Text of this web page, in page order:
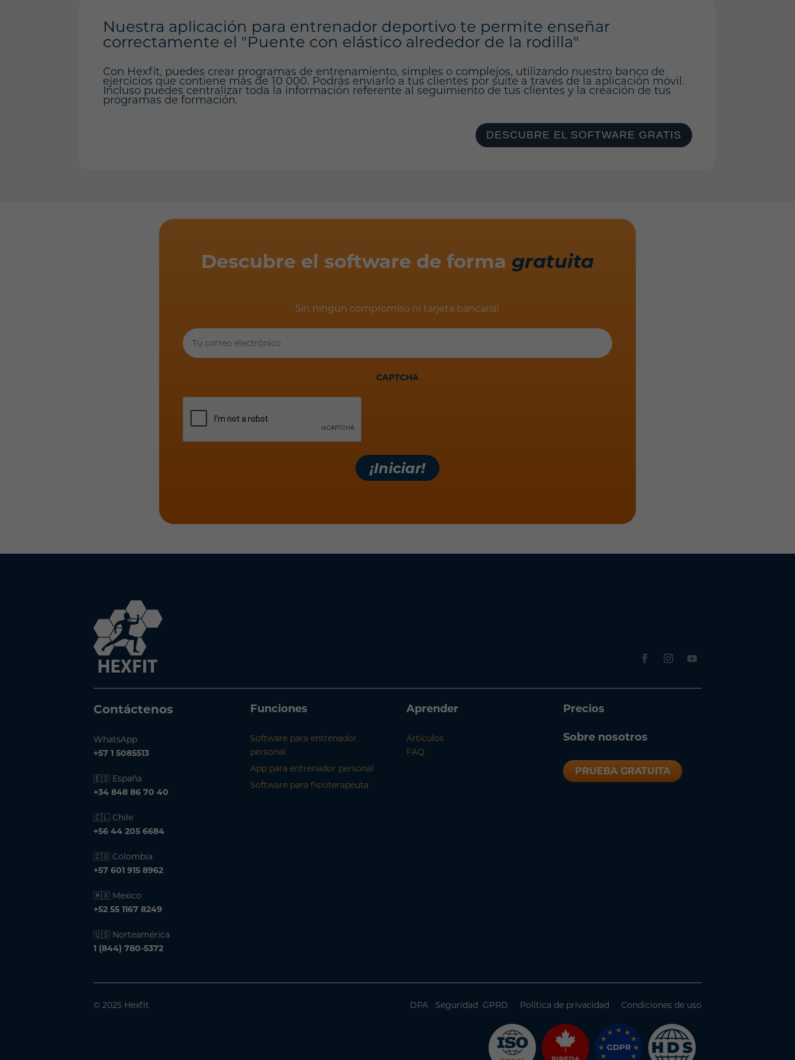
Nuestra aplicación para entrenador deportivo te permite enseñar
correctamente el "Puente con elástico alrededor de la rodilla"
Con Hexfit, puedes crear programas de entrenamiento, simples o complejos, utilizando nuestro banco de
ejercicios que contiene más de 10 000. Podrás enviarlo a tus clientes por suite a través de la aplicación móvil.
Incluso puedes centralizar toda la información referente al seguimiento de tus clientes y la creación de tus
programas de formación.
DESCUBRE EL SOFTWARE GRATIS
Descubre el software de forma gratuita
Sin ningún compromiso ni tarjeta bancaria!
CAPTCHA
Contáctenos
WhatsApp
+57 1 5085513
🇪🇸 España
+34 848 86 70 40
🇨🇱 Chile
+56 44 205 6684
🇨🇴 Colombia
+57 601 915 8962
🇲🇽 Mexico
+52 55 1167 8249
🇺🇸 Norteamérica
1 (844) 780-5372
Funciones
Software para entrenador
personal
App para entrenador personal
Software para fisioterapeuta
Aprender
Articulos
FAQ
Precios
Sobre nosotros
PRUEBA GRATUITA
© 2025 Hexfit DPA Seguridad GPRD Política de privacidad Condiciones de uso